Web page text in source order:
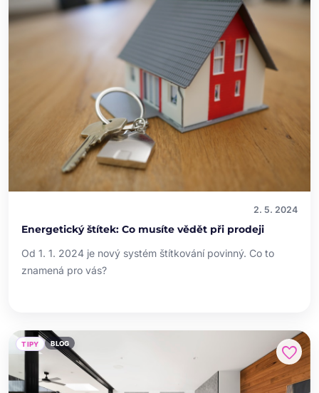
2. 5. 2024
Energetický štítek: Co musíte vědět při prodeji
Od 1. 1. 2024 je nový systém štítkování povinný. Co to
znamená pro vás?
TIPY BLOG favorite